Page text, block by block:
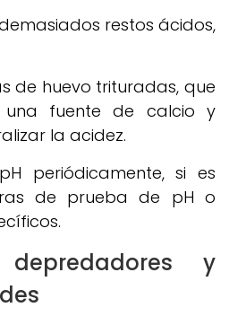
restos ácidos,
de huevo trituradas, que
fuente de calcio y
la acidez.
periódicamente, si es
de prueba de pH o
y